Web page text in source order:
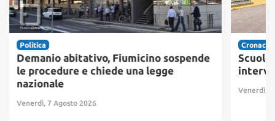
Politica
Demanio abitativo, Fiumicino sospende
le procedure e chiede una legge
nazionale
Venerdì, 7 Agosto 2026
Cronaca
Scuole
Venerdì, 7